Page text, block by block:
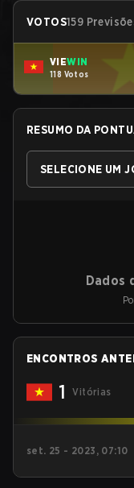
VOTOS159
VIEWIN
118 Votos
RESUMO DA
SELECIONE UM
Dados
ENCONTROS
1 Vitórias
set. 25 - 2023, 07:10